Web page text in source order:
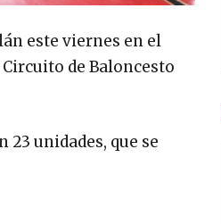
este viernes en el
de Baloncesto
unidades, que se